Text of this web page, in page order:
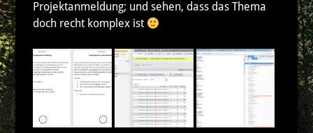
Projektanmeldung; und sehen, dass das Thema
doch recht komplex ist